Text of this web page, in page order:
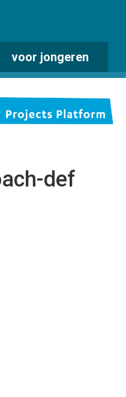
voor jongeren
def